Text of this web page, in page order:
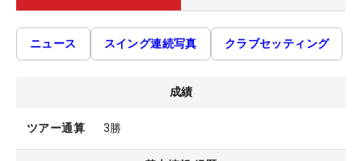
ニュース スイング連続写真 クラブセッティング
成績
ツアー通算 3勝